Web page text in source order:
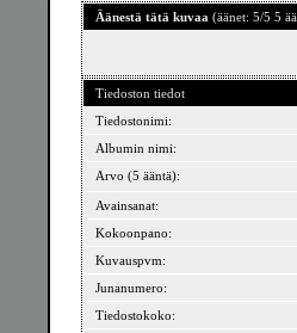
Äänestä tätä kuvaa (äänet: 5/5 5
Tiedoston tiedot
Tiedostonimi:
Albumin nimi:
Arvo (5 ääntä):
Avainsanat:
Kokoonpano:
Kuvauspvm:
Junanumero:
Tiedostokoko: